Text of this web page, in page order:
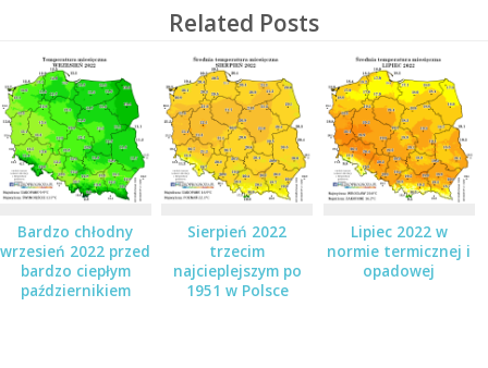
Related Posts
Bardzo chłodny
wrzesień 2022 przed
bardzo ciepłym
październikiem
Sierpień 2022
trzecim
najcieplejszym po
1951 w Polsce
Lipiec 2022 w
normie termicznej i
opadowej